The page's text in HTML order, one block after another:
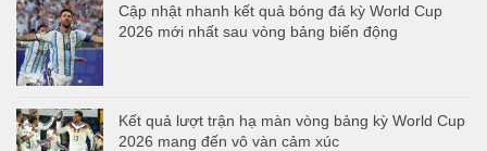
Cập nhật nhanh kết quả bóng đá kỳ World Cup
2026 mới nhất sau vòng bảng biến động
Kết quả lượt trận hạ màn vòng bảng kỳ World Cup
2026 mang đến vô vàn cảm xúc